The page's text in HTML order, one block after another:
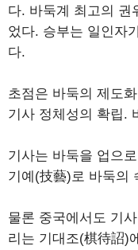
다. 바둑계 최고의 권
었다. 승부는 일인자
다.
초점은 바둑의 제도
기사 정체성의 확립.
기사는 바둑을 업으
기예(技藝)로 바둑의
물론 중국에서도 기
리는 기대조(棋待詔)